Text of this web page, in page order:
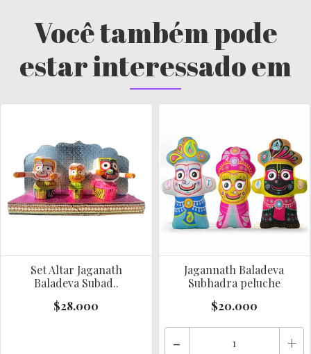
Você também pode
estar interessado em
Set Altar Jaganath
Baladeva Subad..
$28.000
Jagannath Baladeva
Subhadra peluche
$20.000
- +